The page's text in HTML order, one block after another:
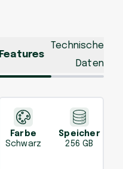
Features
Technische
Daten
Farbe
Schwarz
Speicher
256 GB